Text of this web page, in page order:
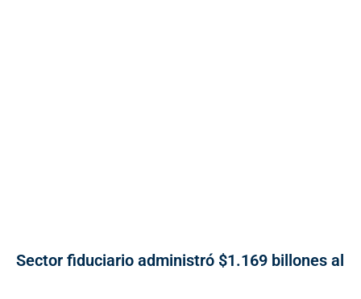
Sector fiduciario administró $1.169 billones al